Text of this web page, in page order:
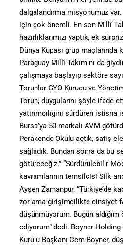
dalgalandırma misyonumuz
için çok önemli. En son Millî
hazırlıklarımızı yaptık, ek
Dünya Kupası grup maçlarında
Paraguay Millî Takımını da
çalışmaya başlayıp sektöre
Torunlar GYO Kurucu ve
Torun, duygularını şöyle ifade
yatırımcılığını sürdüren
Bursa’ya 50 markalı AVM
Perakende Okulu açtık, satış
sağladık. Bundan sonra da bu
götüreceğiz.” “Sürdürülebilir
kavramlarının temsilcisi Silk
Ayşen Zamanpur, “Türkiye’de
zor ama girişimcilikte cinsiyet
düşünmüyorum. Bugün
ediyorum” dedi. Boyner Holding
Kurulu Başkanı Cem Boyner,